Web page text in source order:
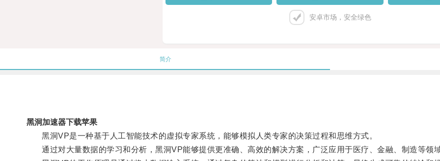
安卓市场，安全绿色
简介
黑洞加速器下载苹果
黑洞VP是一种基于人工智能技术的虚拟专家系统，能够模拟人类专家的决策过程和思维方式。
通过对大量数据的学习和分析，黑洞VP能够提供更准确、高效的解决方案，广泛应用于医疗、金融、制造等领域